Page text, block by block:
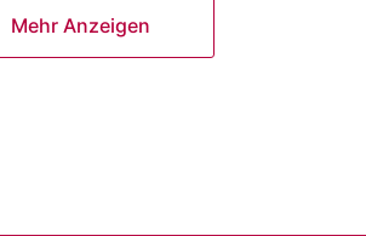
Mehr Anzeigen